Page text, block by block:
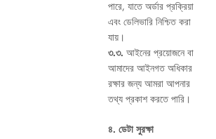
পারে, যাতে অর্ডার প্রক্রিয়া
এবং ডেলিভারি নিশ্চিত করা
যায়।
৩.৩. আইনের প্রয়োজনে বা
আমাদের আইনগত অধিকার
রক্ষার জন্য আমরা আপনার
তথ্য প্রকাশ করতে পারি।
৪. ডেটা সুরক্ষা